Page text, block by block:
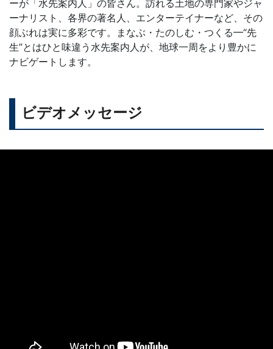
ーが「水先案内人」の皆さん。訪れる土地の専門家やジャ
ーナリスト、各界の著名人、エンターテイナーなど、その
顔ぶれは実に多彩です。まなぶ・たのしむ・つくる━“先
生”とはひと味違う水先案内人が、地球一周をより豊かに
ナビゲートします。
ビデオメッセージ